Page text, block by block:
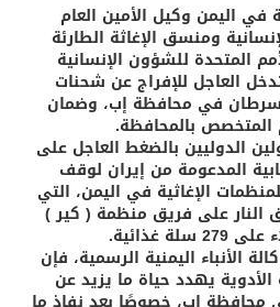
في اليمن وكيل الأمين العام
ومنسق الإغاثة الطارئة
المتحدة للشؤون الإنسانية
العاجل للإفراج عن شحنات
في محافظة إب، وضمان
المتخصص بالمحافظة.
الدوليين بالضغط العاجل على
المدعومة من إيران لوقف
الإغاثية في اليمن، التي
النار على فريق منظمة ( كير )
غذائية.
الأنباء اليمنية الرسمية، فإن
يهدد حياة ما يزيد عن